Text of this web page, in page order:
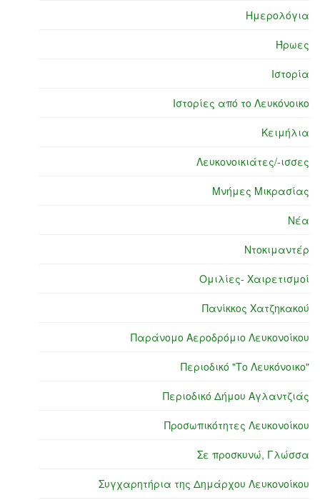
Ημερολόγια
Ήρωες
Ιστορία
Ιστορίες από το Λευκόνοικο
Κειμήλια
Λευκονοικιάτες/-ισσες
Μνήμες Μικρασίας
Νέα
Ντοκιμαντέρ
Ομιλίες- Χαιρετισμοί
Πανίκκος Χατζηκακού
Παράνομο Αεροδρόμιο Λευκονοίκου
Περιοδικό "Το Λευκόνοικο"
Περιοδικό Δήμου Αγλαντζιάς
Προσωπικότητες Λευκονοίκου
Σε προσκυνώ, Γλώσσα
Συγχαρητήρια της Δημάρχου Λευκονοίκου